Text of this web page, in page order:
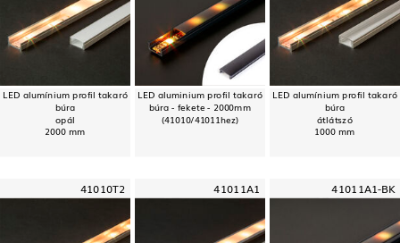
LED alumínium profil takaró
búra
opál
2000 mm
LED aluminium profil takaró
búra - fekete - 2000mm
(41010/41011hez)
LED alumínium profil takaró
búra
átlátszó
1000 mm
41010T2 41011A1 41011A1-BK